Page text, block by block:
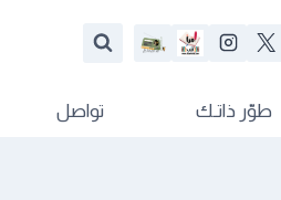
طوّر ذاتـك تواصل